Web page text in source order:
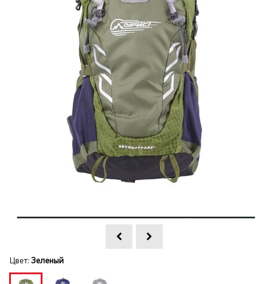
Цвет: Зеленый